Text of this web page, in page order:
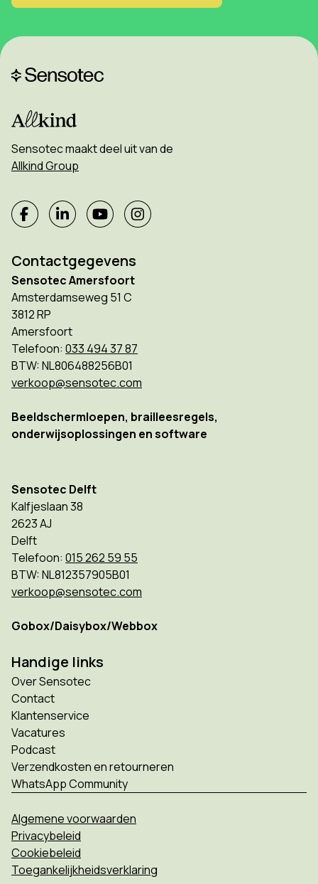
Sensotec maakt deel uit van de
Allkind Group
Contactgegevens
Sensotec Amersfoort
Amsterdamseweg 51 C
3812 RP
Amersfoort
Telefoon: 033 494 37 87
BTW: NL806488256B01
verkoop@sensotec.com
Beeldschermloepen, brailleesregels,
onderwijsoplossingen en software
Sensotec Delft
Kalfjeslaan 38
2623 AJ
Delft
Telefoon: 015 262 59 55
BTW: NL812357905B01
verkoop@sensotec.com
Gobox/Daisybox/Webbox
Handige links
Over Sensotec
Contact
Klantenservice
Vacatures
Podcast
Verzendkosten en retourneren
WhatsApp Community
Algemene voorwaarden
Privacybeleid
Cookiebeleid
Toegankelijkheidsverklaring